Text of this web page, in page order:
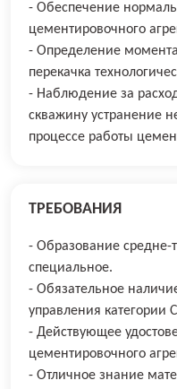
- Обеспечение
цементировочного
- Определение
перекачка
- Наблюдение за
скважину устранение
процессе работы
ТРЕБОВАНИЯ
- Образование средне-
специальное.
- Обязательное
управления категории
- Действующее
цементировочного
- Отличное знание